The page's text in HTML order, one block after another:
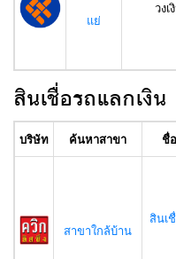
แย่
วง
สินเชื่อรถแลกเงิน
บริษัท ค้นหาสาขา ชื่
สาขาใกล้บ้าน
สินเ